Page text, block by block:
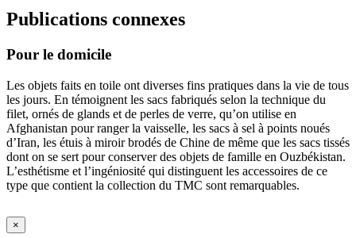
Publications connexes
Pour le domicile
Les objets faits en toile ont diverses fins pratiques dans la vie de tous
les jours. En témoignent les sacs fabriqués selon la technique du
filet, ornés de glands et de perles de verre, qu’on utilise en
Afghanistan pour ranger la vaisselle, les sacs à sel à points noués
d’Iran, les étuis à miroir brodés de Chine de même que les sacs tissés
dont on se sert pour conserver des objets de famille en Ouzbékistan.
L’esthétisme et l’ingéniosité qui distinguent les accessoires de ce
type que contient la collection du TMC sont remarquables.
×